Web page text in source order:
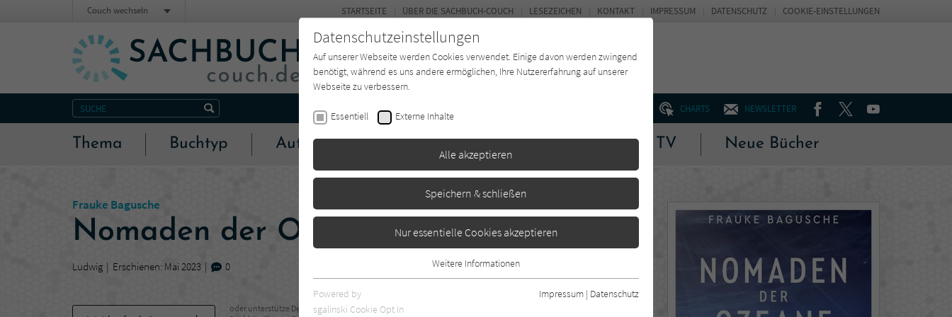
CHARTS NEWSLETTER FACEBOOKTWITTERYOUTUBE
Thema Buchtyp Autor*in Verlage Magazin Kino & TV Neue Bücher
STARTSEITE ÜBER DIE SACHBUCH-COUCH LESEZEICHEN KONTAKT IMPRESSUM DATENSCHUTZ COOKIE-EINSTELLUNGEN
Couch wechseln
Frauke Bagusche
Nomaden der Ozeane
Ludwig Erschienen: Mai 2023 0
oder unterstütze Deinen
Datenschutzeinstellungen
Auf unserer Webseite werden Cookies verwendet. Einige davon werden zwingend
benötigt, während es uns andere ermöglichen, Ihre Nutzererfahrung auf unserer
Webseite zu verbessern.
Essentiell Externe Inhalte
Alle akzeptieren
Speichern & schließen
Nur essentielle Cookies akzeptieren
Essentielle Cookies werden für grundlegende Funktionen der Webseite
benötigt. Dadurch ist gewährleistet, dass die Webseite einwandfrei
Weitere Informationen
Powered by
sgalinski Cookie Opt In
Impressum | Datenschutz